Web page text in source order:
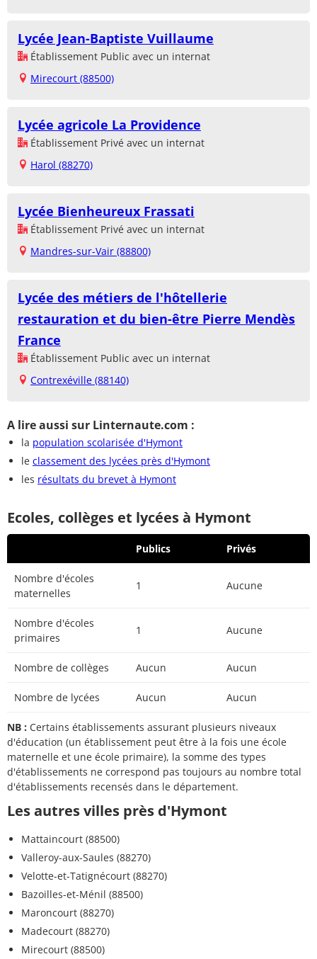
Lycée Jean-Baptiste Vuillaume
Établissement Public avec un internat
Mirecourt (88500)
Lycée agricole La Providence
Établissement Privé avec un internat
Harol (88270)
Lycée Bienheureux Frassati
Établissement Privé avec un internat
Mandres-sur-Vair (88800)
Lycée des métiers de l'hôtellerie
restauration et du bien-être Pierre Mendès
France
Établissement Public avec un internat
Contrexéville (88140)
A lire aussi sur Linternaute.com :
la population scolarisée d'Hymont
le classement des lycées près d'Hymont
les résultats du brevet à Hymont
Ecoles, collèges et lycées à Hymont
Publics Privés
Nombre d'écoles
maternelles
1 Aucune
Nombre d'écoles
primaires
1 Aucune
Nombre de collèges Aucun Aucun
Nombre de lycées Aucun Aucun
NB : Certains établissements assurant plusieurs niveaux
d'éducation (un établissement peut être à la fois une école
maternelle et une école primaire), la somme des types
d'établissements ne correspond pas toujours au nombre total
d'établissements recensés dans le département.
Les autres villes près d'Hymont
Mattaincourt (88500)
Valleroy-aux-Saules (88270)
Velotte-et-Tatignécourt (88270)
Bazoilles-et-Ménil (88500)
Maroncourt (88270)
Madecourt (88270)
Mirecourt (88500)